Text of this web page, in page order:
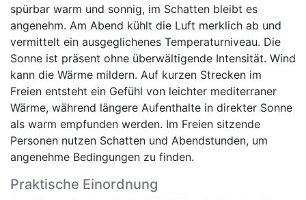
spürbar warm und sonnig, im Schatten bleibt es
angenehm. Am Abend kühlt die Luft merklich ab und
vermittelt ein ausgeglichenes Temperaturniveau. Die
Sonne ist präsent ohne überwältigende Intensität. Wind
kann die Wärme mildern. Auf kurzen Strecken im
Freien entsteht ein Gefühl von leichter mediterraner
Wärme, während längere Aufenthalte in direkter Sonne
als warm empfunden werden. Im Freien sitzende
Personen nutzen Schatten und Abendstunden, um
angenehme Bedingungen zu finden.
Praktische Einordnung